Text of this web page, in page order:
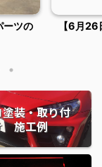
ーツの
【6月
装・取り付
施工例